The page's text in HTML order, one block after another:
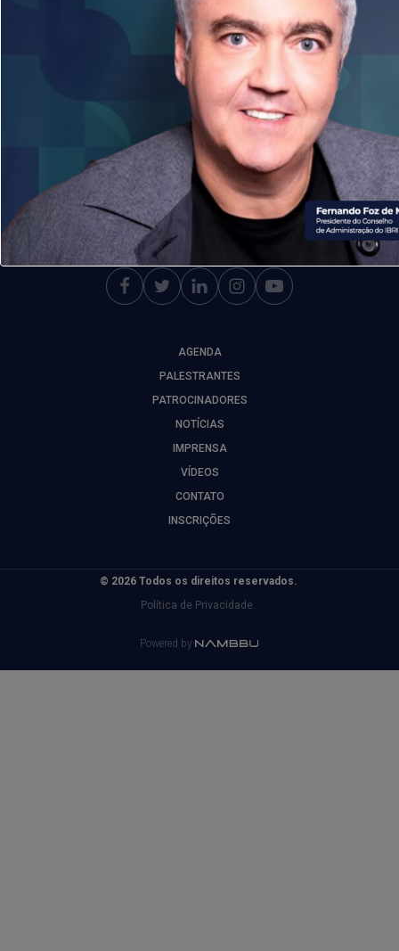
ACOMPANHE NOSSAS
AGENDA
PALESTRANTES
PATROCINADORES
NOTÍCIAS
IMPRENSA
VÍDEOS
CONTATO
INSCRIÇÕES
© 2026 Todos os direitos reservados.
Política de Privacidade.
Powered by